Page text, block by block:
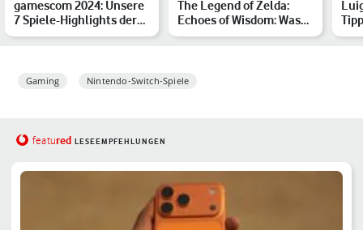
gamescom 2024: Unsere
7 Spiele-Highlights der
Gaming-Messe
The Legend of Zelda:
Echoes of Wisdom: Was
Du zum neuen Zelda-
Gaming Nintendo-Switch-Spiele
featured LESEEMPFEHLUNGEN